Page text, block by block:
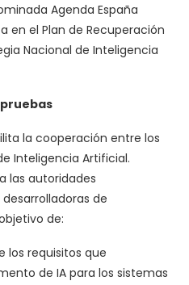
Agenda España
en el Plan de Recuperación
Nacional de Inteligencia
la cooperación entre los
Inteligencia Artificial.
las autoridades
de
de:
los requisitos que
de IA para los sistemas